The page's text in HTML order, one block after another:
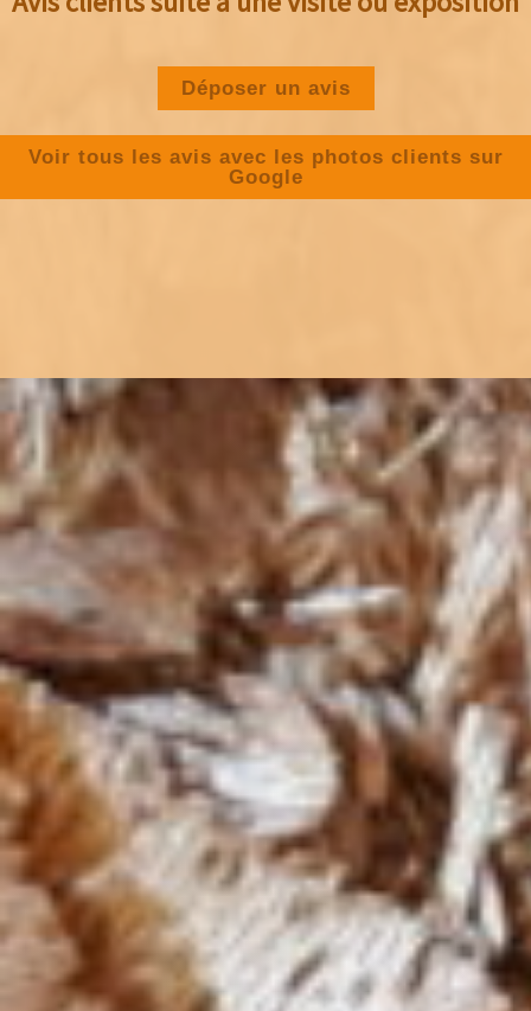
Déposer un avis
Voir tous les avis avec les photos clients sur
Google